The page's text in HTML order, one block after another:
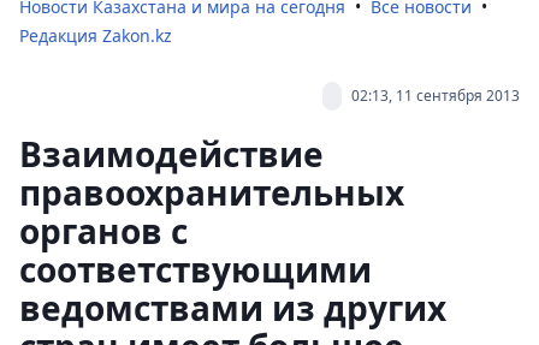
Новости Казахстана и мира на сегодня
Все новости
Редакция Zakon.kz
02:13, 11 сентября 2013
Взаимодействие
правоохранительных
органов с
соответствующими
ведомствами из других